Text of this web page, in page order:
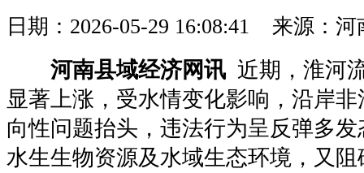
日期：2026-05-29 16:08:41 来源：
河南县域经济网讯 近期，淮河
显著上涨，受水情变化影响，沿岸
向性问题抬头，违法行为呈反弹多
水生生物资源及水域生态环境，又